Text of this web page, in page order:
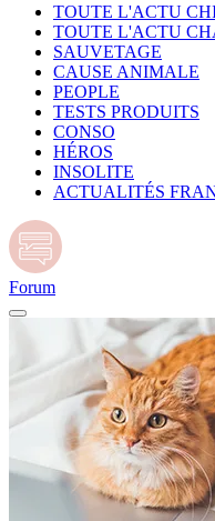
TOUTE L'ACTU
TOUTE L'ACTU
SAUVETAGE
CAUSE ANIMALE
PEOPLE
TESTS PRODUITS
CONSO
HÉROS
INSOLITE
ACTUALITÉS
Forum